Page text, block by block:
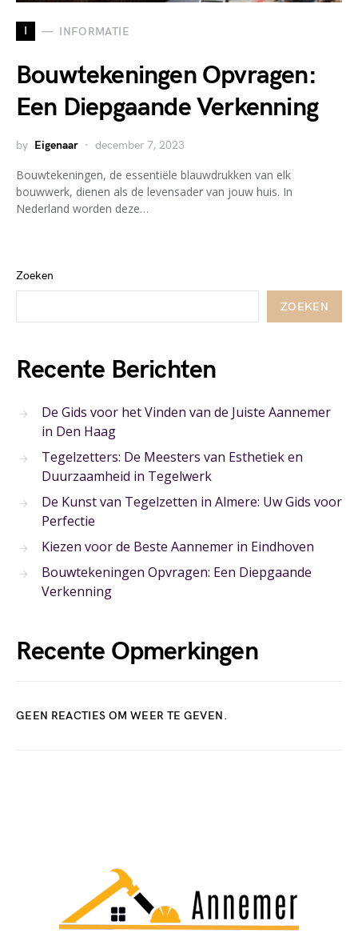
I INFORMATIE
Bouwtekeningen Opvragen:
Een Diepgaande Verkenning
by Eigenaar december 7, 2023
Bouwtekeningen, de essentiële blauwdrukken van elk
bouwwerk, dienen als de levensader van jouw huis. In
Nederland worden deze…
Zoeken
ZOEKEN
Recente Berichten
De Gids voor het Vinden van de Juiste Aannemer
in Den Haag
Tegelzetters: De Meesters van Esthetiek en
Duurzaamheid in Tegelwerk
De Kunst van Tegelzetten in Almere: Uw Gids voor
Perfectie
Kiezen voor de Beste Aannemer in Eindhoven
Bouwtekeningen Opvragen: Een Diepgaande
Verkenning
Recente Opmerkingen
GEEN REACTIES OM WEER TE GEVEN.